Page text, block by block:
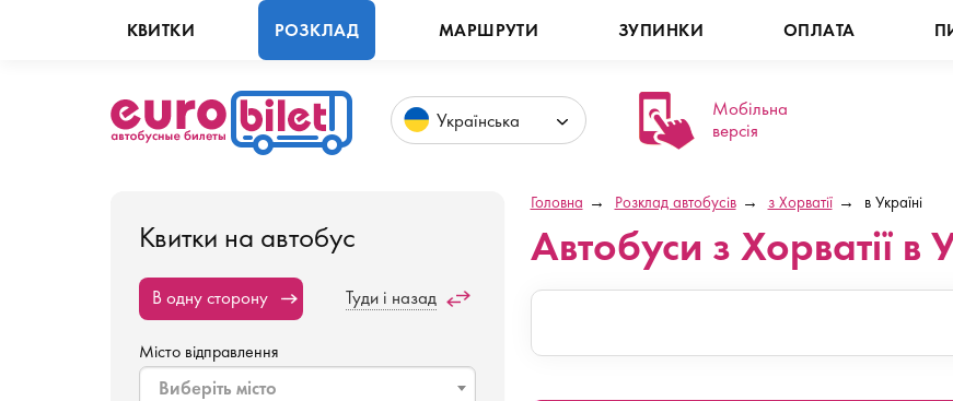
КВИТКИ РОЗКЛАД МАРШРУТИ ЗУПИНКИ ОПЛАТА
Українська
Мобільна
версія
Квитки на автобус
В одну сторону Туди і назад
Місто відправлення
Виберіть місто
Головна Розклад автобусів з Хорватії в Україні
Автобуси з Хорватії в